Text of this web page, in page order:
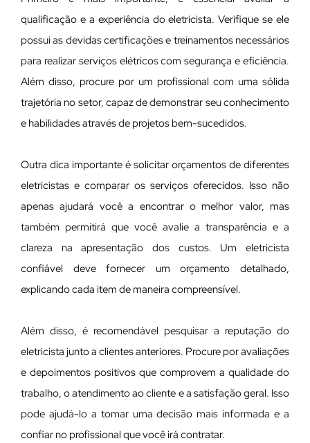
qualificação e a experiência do eletricista. Verifique se ele
possui as devidas certificações e treinamentos necessários
para realizar serviços elétricos com segurança e eficiência.
Além disso, procure por um profissional com uma sólida
trajetória no setor, capaz de demonstrar seu conhecimento
e habilidades através de projetos bem-sucedidos.
Outra dica importante é solicitar orçamentos de diferentes
eletricistas e comparar os serviços oferecidos. Isso não
apenas ajudará você a encontrar o melhor valor, mas
também permitirá que você avalie a transparência e a
clareza na apresentação dos custos. Um eletricista
confiável deve fornecer um orçamento detalhado,
explicando cada item de maneira compreensível.
Além disso, é recomendável pesquisar a reputação do
eletricista junto a clientes anteriores. Procure por avaliações
e depoimentos positivos que comprovem a qualidade do
trabalho, o atendimento ao cliente e a satisfação geral. Isso
pode ajudá-lo a tomar uma decisão mais informada e a
confiar no profissional que você irá contratar.